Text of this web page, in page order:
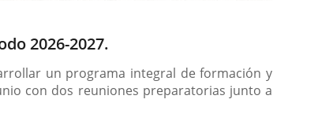
2026-2027.
un programa integral de formación y
con dos reuniones preparatorias junto a